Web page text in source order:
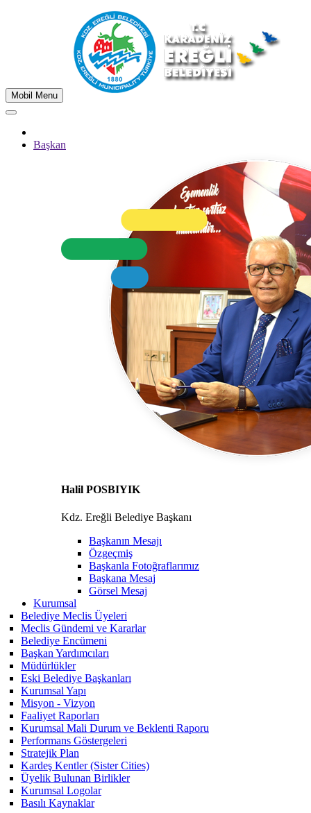
Mobil Menu
Başkan
Halil POSBIYIK
Kdz. Ereğli Belediye Başkanı
Başkanın Mesajı
Özgeçmiş
Başkanla Fotoğraflarımız
Başkana Mesaj
Görsel Mesaj
Kurumsal
Belediye Meclis Üyeleri
Meclis Gündemi ve Kararlar
Belediye Encümeni
Başkan Yardımcıları
Müdürlükler
Eski Belediye Başkanları
Kurumsal Yapı
Misyon - Vizyon
Faaliyet Raporları
Kurumsal Mali Durum ve Beklenti Raporu
Performans Göstergeleri
Stratejik Plan
Kardeş Kentler (Sister Cities)
Üyelik Bulunan Birlikler
Kurumsal Logolar
Basılı Kaynaklar